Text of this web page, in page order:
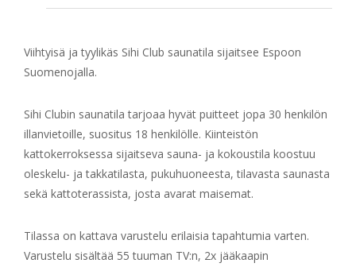
Viihtyisä ja tyylikäs Sihi Club saunatila sijaitsee Espoon
Suomenojalla.
Sihi Clubin saunatila tarjoaa hyvät puitteet jopa 30 henkilön
illanvietoille, suositus 18 henkilölle. Kiinteistön
kattokerroksessa sijaitseva sauna- ja kokoustila koostuu
oleskelu- ja takkatilasta, pukuhuoneesta, tilavasta saunasta
sekä kattoterassista, josta avarat maisemat.
Tilassa on kattava varustelu erilaisia tapahtumia varten.
Varustelu sisältää 55 tuuman TV:n, 2x jääkaapin